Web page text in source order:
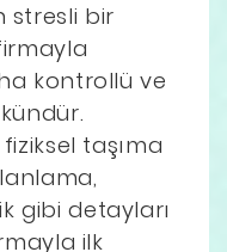
stresli bir
kontrollü ve
taşıma
gibi detayları
ilk